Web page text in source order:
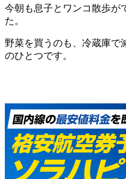
今朝も息子とワンコ散歩が
た。
野菜を買うのも、冷蔵庫で
のひとつです。